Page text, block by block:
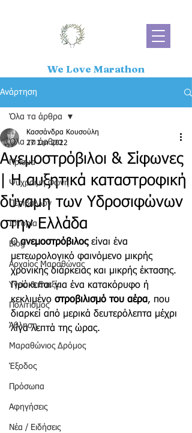
We Love Marathon
Ανάρτηση
Όλα τα άρθρα
Πρίσμα
Ψύχραιμη Φωνή
Περιβάλλον
Ιστορία
Blog
Αρχαίος Μαραθώνας
Υγεία & Ευεξία
Πολιτισμός
Άθληση
Μαραθώνιος Δρόμος
Έξοδος
Πρόσωπα
Αφηγήσεις
Νέα / Ειδήσεις
Όλα τα άρθρα
Ανεμοστρόβιλοι & Σίφωνες
| Η αυξητικά καταστροφική
δύναμη των Υδροσιφώνων
στην Ελλάδα
Κασσάνδρα Κουσούλη
27 Σεπ 2022
Ο ανεμοστρόβιλος είναι ένα
μετεωρολογικό φαινόμενο μικρής
χρονικής διάρκειας και μικρής έκτασης.
Πρόκειται για ένα κατακόρυφο ή
κεκλιμένο στροβιλισμό του αέρα, που
διαρκεί από μερικά δευτερόλεπτα μέχρι
λίγα λεπτά της ώρας.